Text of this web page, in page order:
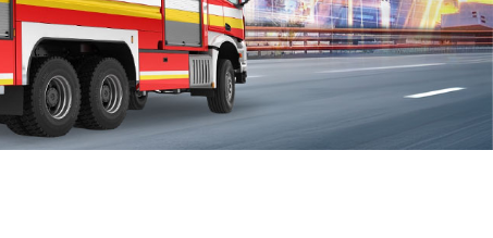
中文 қазақ
Filipino